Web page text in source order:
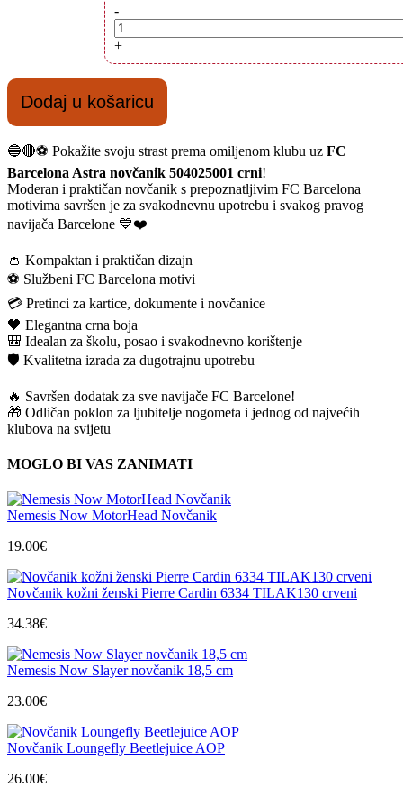
-Novčanik
FC
Barcelona
količina
+
Dodaj u košaricu
🔵🔴⚽ Pokažite svoju strast prema omiljenom klubu uz FC
Barcelona Astra novčanik 504025001 crni!
Moderan i praktičan novčanik s prepoznatljivim FC Barcelona
motivima savršen je za svakodnevnu upotrebu i svakog pravog
navijača Barcelone 💙❤️
👛 Kompaktan i praktičan dizajn
⚽ Službeni FC Barcelona motivi
💳 Pretinci za kartice, dokumente i novčanice
🖤 Elegantna crna boja
🎒 Idealan za školu, posao i svakodnevno korištenje
🛡️ Kvalitetna izrada za dugotrajnu upotrebu
🔥 Savršen dodatak za sve navijače FC Barcelone!
🎁 Odličan poklon za ljubitelje nogometa i jednog od najvećih
klubova na svijetu
MOGLO BI VAS ZANIMATI
Nemesis Now MotorHead Novčanik
19.00€
Novčanik kožni ženski Pierre Cardin 6334 TILAK130 crveni
34.38€
Nemesis Now Slayer novčanik 18,5 cm
23.00€
Novčanik Loungefly Beetlejuice AOP
26.00€